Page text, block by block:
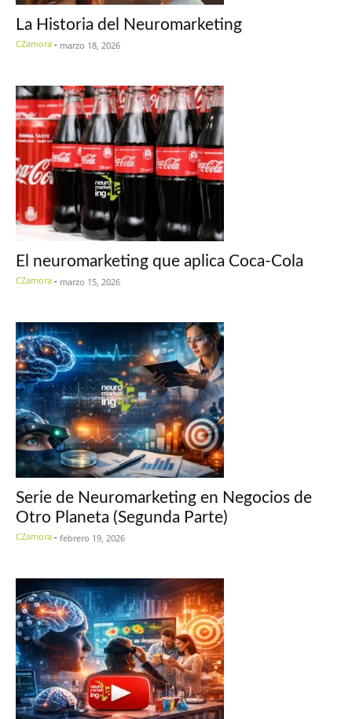
La Historia del Neuromarketing
CZamora - marzo 18, 2026
El neuromarketing que aplica Coca-Cola
CZamora - marzo 15, 2026
Serie de Neuromarketing en Negocios de
Otro Planeta (Segunda Parte)
CZamora - febrero 19, 2026